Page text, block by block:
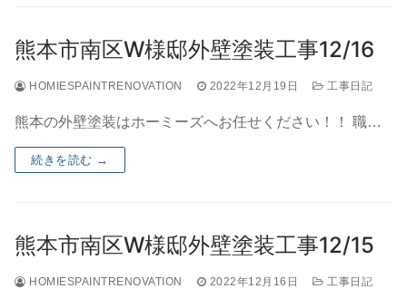
熊本市南区W様邸外壁塗装工事12/16
HOMIESPAINTRENOVATION 2022年12月19日 工事日記
熊本の外壁塗装はホーミーズへお任せください！！ 職…
続きを読む →
熊本市南区W様邸外壁塗装工事12/15
HOMIESPAINTRENOVATION 2022年12月16日 工事日記